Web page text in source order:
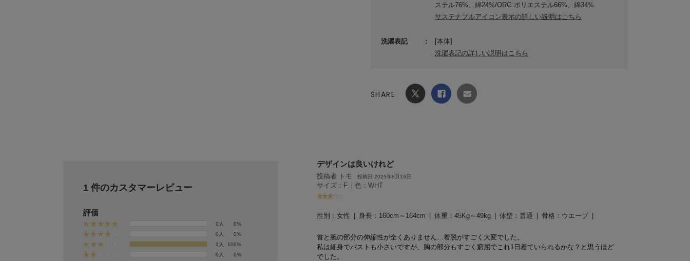
ステル76%、綿24%/ORG:ポリエステル66%、綿34%
サステナブルアイコン表示の詳しい説明はこちら
洗濯表記
[本体]
洗濯表記の詳しい説明はこちら
SHARE
1 件のカスタマーレビュー
評価
0人
0%
0人
0%
1人
100%
0人
0%
デザインは良いけれど
投稿者 トモ 投稿日 2025年8月19日
サイズ：F | 色：WHT
性別： 女性 身長： 160cm～164cm 体重： 45Kg～49kg 体型： 普通 骨格： ウエーブ
首と腕の部分の伸縮性が全くありません… 着脱がすごく大変でした。
私は細身でバストも小さいですが、胸の部分もすごく窮屈でこれ1日着ていられるかな？と思うほど
でした。